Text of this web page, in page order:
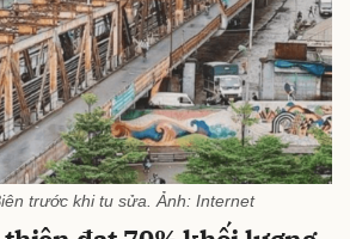
trước khi tu sửa. Ảnh: Internet